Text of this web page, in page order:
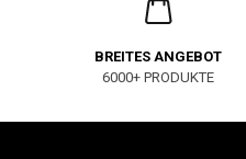
BREITES ANGEBOT
6000+ PRODUKTE